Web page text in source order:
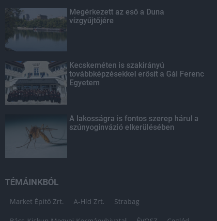
Megérkezett az eső a Duna
vízgyűjtőjére
Kecskeméten is szakirányú
továbbképzésekkel erősít a Gál Ferenc
Egyetem
A lakosságra is fontos szerep hárul a
szúnyoginvázió elkerülésében
TÉMÁINKBÓL
Market Építő Zrt. A-Híd Zrt. Strabag